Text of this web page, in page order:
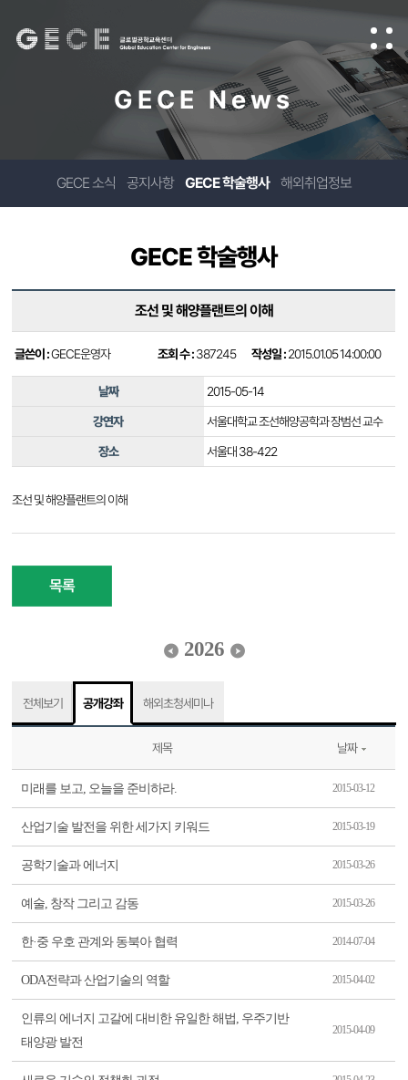
GECE News
GECE 소식 공지사항 GECE 학술행사 해외취업정보
GECE 학술행사
조선 및 해양플랜트의 이해
글쓴이 :GECE운영자 조회 수 :387245 작성일 :2015.01.05 14:00:00
날짜 2015-05-14
강연자 서울대학교 조선해양공학과 장범선 교수
장소 서울대 38-422
조선 및 해양플랜트의 이해
목록
2026
전체보기 공개강좌 해외초청세미나
제목 날짜
미래를 보고, 오늘을 준비하라. 2015-03-12
산업기술 발전을 위한 세가지 키워드 2015-03-19
공학기술과 에너지 2015-03-26
예술, 창작 그리고 감동 2015-03-26
한·중 우호 관계와 동북아 협력 2014-07-04
ODA전략과 산업기술의 역할 2015-04-02
인류의 에너지 고갈에 대비한 유일한 해법, 우주기반
태양광 발전
2015-04-09